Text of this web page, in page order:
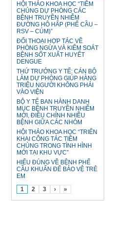
HỘI THẢO KHOA HỌC “TIÊM
CHỦNG DỰ PHÒNG CÁC
BỆNH TRUYỀN NHIỄM
ĐƯỜNG HÔ HẤP (PHẾ CẦU –
RSV – CÚM)”
ĐỐI THOẠI HỢP TÁC VỀ
PHÒNG NGỪA VÀ KIỂM SOÁT
BỆNH SỐT XUẤT HUYẾT
DENGUE
THỨ TRƯỞNG Y TẾ: CÁN BỘ
LÀM DỰ PHÒNG GIÚP HÀNG
TRIỆU NGƯỜI KHÔNG PHẢI
VÀO VIỆN
BỘ Y TẾ BAN HÀNH DANH
MỤC BỆNH TRUYỀN NHIỄM
MỚI, ĐIỀU CHỈNH NHIỀU
BỆNH GIỮA CÁC NHÓM
HỘI THẢO KHOA HỌC “TRIỂN
KHAI CÔNG TÁC TIÊM
CHỦNG TRONG TÌNH HÌNH
MỚI TẠI KHU VỰC”
HIỂU ĐÚNG VỀ BỆNH PHẾ
CẦU KHUẨN ĐỂ BẢO VỆ TRẺ
EM
1
2 3 › »